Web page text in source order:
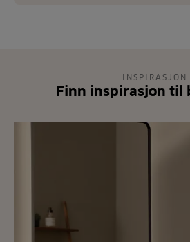
INSPIRASJON
Finn inspirasjon til